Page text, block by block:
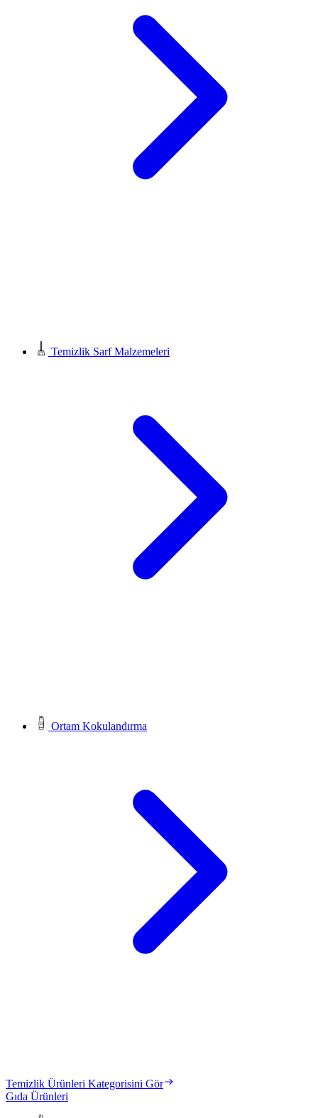
Temizlik Sarf Malzemeleri
Ortam Kokulandırma
Temizlik Ürünleri Kategorisini Gör
Gıda Ürünleri